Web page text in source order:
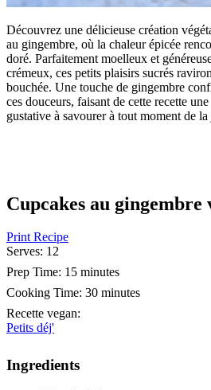
Découvrez une délicieuse création
au gingembre, où la chaleur épicée
doré. Parfaitement moelleux et
crémeux, ces petits plaisirs sucrés
bouchée. Une touche de gingembre
ces douceurs, faisant de cette recette
gustative à savourer à tout moment de la
Cupcakes au gingembre
Print Recipe
Serves: 12
Prep Time: 15 minutes
Cooking Time: 30 minutes
Recette vegan:
Petits déj'
Ingredients